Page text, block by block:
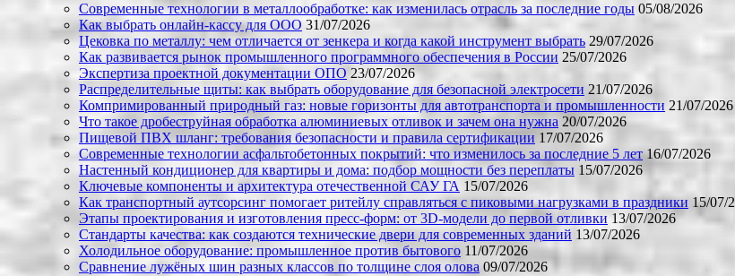
Современные технологии в металлообработке: как изменилась отрасль за последние годы 05/08/2026
Как выбрать онлайн-кассу для ООО 31/07/2026
Цековка по металлу: чем отличается от зенкера и когда какой инструмент выбрать 29/07/2026
Как развивается рынок промышленного программного обеспечения в России 25/07/2026
Экспертиза проектной документации ОПО 23/07/2026
Распределительные щиты: как выбрать оборудование для безопасной электросети 21/07/2026
Компримированный природный газ: новые горизонты для автотранспорта и промышленности 21/07/2026
Что такое дробеструйная обработка алюминиевых отливок и зачем она нужна 20/07/2026
Пищевой ПВХ шланг: требования безопасности и правила сертификации 17/07/2026
Современные технологии асфальтобетонных покрытий: что изменилось за последние 5 лет 16/07/2026
Настенный кондиционер для квартиры и дома: подбор мощности без переплаты 15/07/2026
Ключевые компоненты и архитектура отечественной САУ ГА 15/07/2026
Как транспортный аутсорсинг помогает ритейлу справляться с пиковыми нагрузками в праздники 15/07/
Этапы проектирования и изготовления пресс-форм: от 3D-модели до первой отливки 13/07/2026
Стандарты качества: как создаются технические двери для современных зданий 13/07/2026
Холодильное оборудование: промышленное против бытового 11/07/2026
Сравнение лужёных шин разных классов по толщине слоя олова 09/07/2026